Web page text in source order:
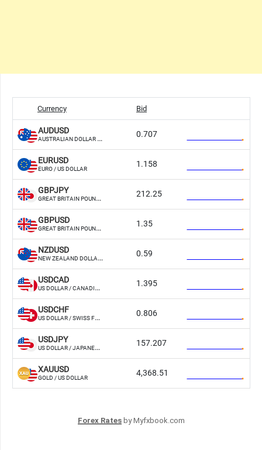
Forex Rates by Myfxbook.com